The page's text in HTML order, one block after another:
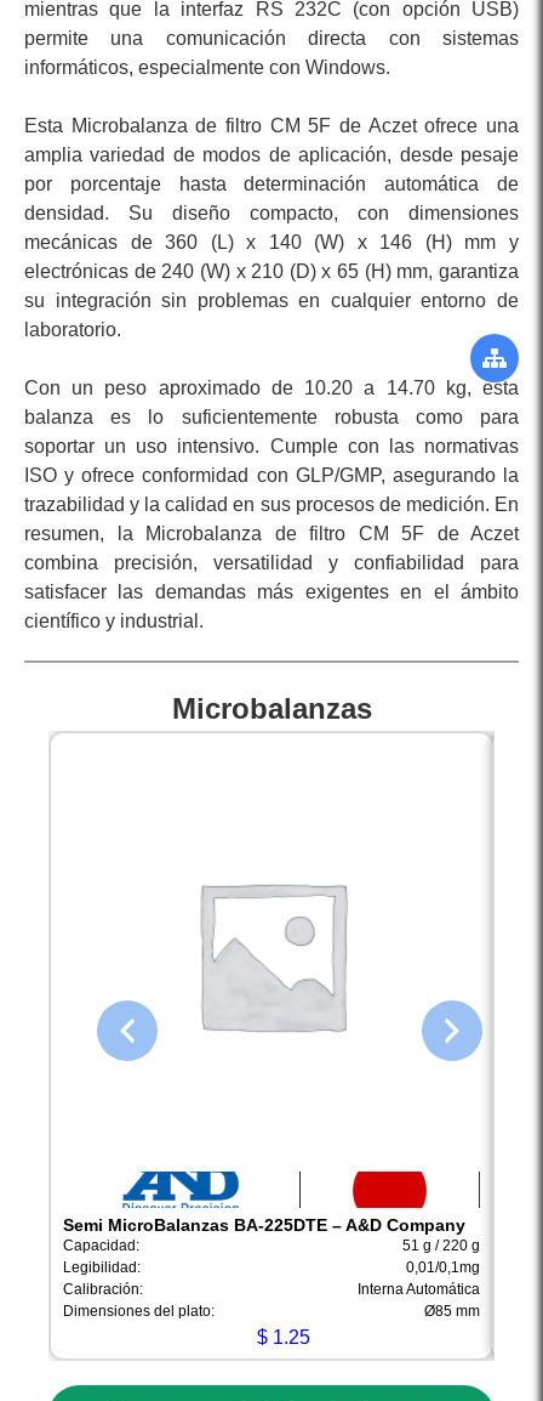
mientras que la interfaz RS 232C (con opción USB)
permite una comunicación directa con sistemas
informáticos, especialmente con Windows.
Esta Microbalanza de filtro CM 5F de Aczet ofrece una
amplia variedad de modos de aplicación, desde pesaje
por porcentaje hasta determinación automática de
densidad. Su diseño compacto, con dimensiones
mecánicas de 360 (L) x 140 (W) x 146 (H) mm y
electrónicas de 240 (W) x 210 (D) x 65 (H) mm, garantiza
su integración sin problemas en cualquier entorno de
laboratorio.
Con un peso aproximado de 10.20 a 14.70 kg, esta
balanza es lo suficientemente robusta como para
soportar un uso intensivo. Cumple con las normativas
ISO y ofrece conformidad con GLP/GMP, asegurando la
trazabilidad y la calidad en sus procesos de medición. En
resumen, la Microbalanza de filtro CM 5F de Aczet
combina precisión, versatilidad y confiabilidad para
satisfacer las demandas más exigentes en el ámbito
científico y industrial.
Microbalanzas
Semi MicroBalanzas BA-225DTE – A&D Company
Capacidad:
51 g / 220 g
Legibilidad:
0,01/0,1mg
Calibración:
Interna Automática
Dimensiones del plato:
Ø85 mm
$ 1.25